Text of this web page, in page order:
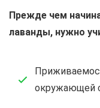
Прежде чем
лаванды, нужно
окружающей